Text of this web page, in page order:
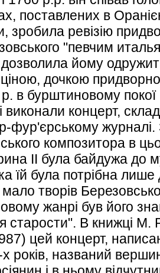
поставлених в
зробила ревізію
"певчим
йому
дочкою
в бурштиновому покої
виконали концерт,
фур'єрському журналі.
композитора в
ІІ була байдужа до
їй була потрібна
творів
жанрі був його
старости". В книжці М.
цей концерт,
років, названий